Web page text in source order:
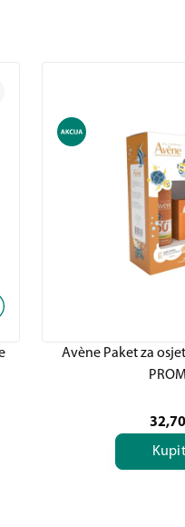
Avène Paket za
32,70